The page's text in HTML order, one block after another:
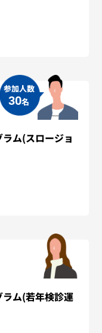
参加人数
30名
ラム(スロージョ
ラム(若年検診運